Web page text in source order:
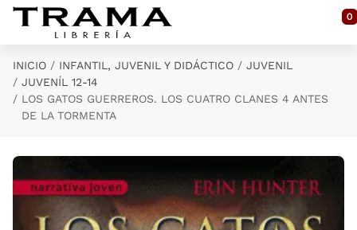
Saltar al contenido principal
0
INICIO INFANTIL, JUVENIL Y DIDÁCTICO
JUVENIL
JUVENÍL 12-14
LOS GATOS GUERREROS. LOS CUATRO CLANES 4 ANTES
DE LA TORMENTA